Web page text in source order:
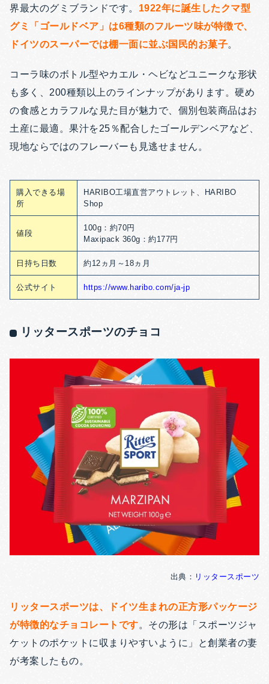
界最大のグミブランドです。 1922年に誕生したクマ型
グミ「ゴールドベア」は6種類のフルーツ味が特徴で、
ドイツのスーパーでは棚一面に並ぶ国民的お菓子。
コーラ味のボトル型やカエル・ヘビなどユニークな形状
も多く、200種類以上のラインナップがあります。 硬め
の食感とカラフルな見た目が魅力で、個別包装商品はお
土産に最適。果汁を25％配合したゴールデンベアなど、
現地ならではのフレーバーも見逃せません。
購入できる場
所
HARIBO工場直営アウトレット、HARIBO
Shop
値段
100g：約70円
Maxipack 360g：約177円
日持ち日数 約12ヵ月～18ヵ月
公式サイト https://www.haribo.com/ja-jp
リッタースポーツのチョコ
出典： リッタースポーツ
リッタースポーツは、ドイツ生まれの正方形パッケージ
が特徴的なチョコレートです。その形は「スポーツジャ
ケットのポケットに収まりやすいように」と創業者の妻
が考案したもの。